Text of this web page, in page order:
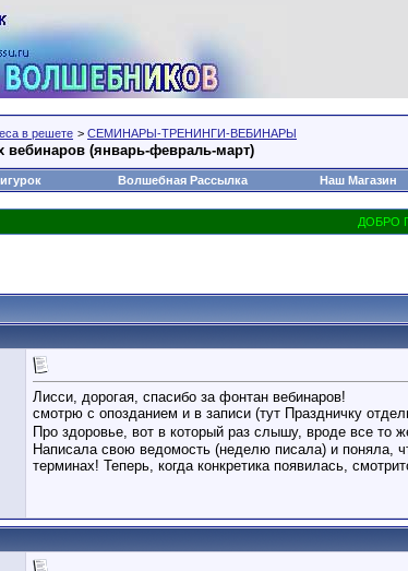
в решете > СЕМИНАРЫ-ТРЕНИНГИ-ВЕБИНАРЫ
(январь-февраль-март)
Волшебная Рассылка Наш Магазин
Лисси, дорогая, спасибо за фонтан вебинаров!
смотрю с опозданием и в записи (тут Праздничку
Про здоровье, вот в который раз слышу, вроде все то
Написала свою ведомость (неделю писала) и поняла,
терминах! Теперь, когда конкретика появилась,